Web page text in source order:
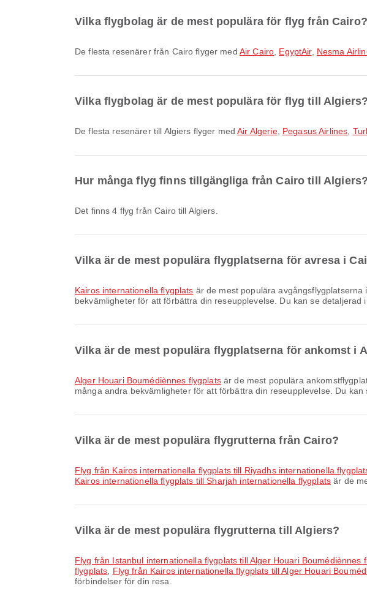
Vilka flygbolag är de mest populära för flyg från Cairo?
De flesta resenärer från Cairo flyger med Air Cairo EgyptAir, Nesma
Vilka flygbolag är de mest populära för flyg till Algiers?
De flesta resenärer till Algiers flyger medAir Algerie, Pegasus Airlines
Hur många flyg finns tillgängliga från Cairo till Algiers?
Det finns 4 flyg från Cairo till Algiers.
Vilka är de mest populära flygplatserna för avresa i
Kairos internationella flygplats är de mest populära
bekvämligheter för att förbättra din reseupplevelse. Du kan se detaljerad
Vilka är de mest populära flygplatserna för ankomst i
Alger Houari Boumédiènnes flygplatsär de mest populära
många andra bekvämligheter för att förbättra din reseupplevelse. Du
Vilka är de mest populära flygrutterna från Cairo?
Flyg från Kairos internationella flygplats till Riyadhs internationella
Kairos internationella flygplats till Sharjah internationella flygplatsär de
Vilka är de mest populära flygrutterna till Algiers?
Flyg från Istanbul internationella flygplats till Alger Houari Boumédiènnes
flygplats
Flyg från Kairos internationella flygplats till Alger Houari
förbindelser för din resa.